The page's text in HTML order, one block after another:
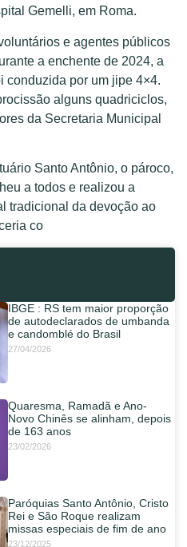
Gemelli, em Roma.
e agentes públicos
a enchente de 2024, a
conduzida por um jipe 4×4.
alguns quadriciclos,
da Secretaria Municipal
Santo Antônio, o pároco,
a todos e realizou a
tradicional da devoção ao
co
IBGE : RS tem maior proporção
de autodeclarados de umbanda
e candomblé do Brasil
27/04/2026
Quaresma, Ramadã e Ano-
Novo Chinês se alinham, depois
de 163 anos
23/02/2026
Paróquias Santo Antônio, Cristo
Rei e São Roque realizam
missas especiais de fim de ano
23/12/2025